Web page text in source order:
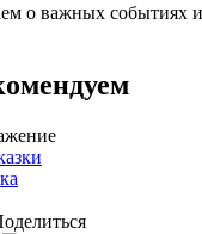
о важных событиях